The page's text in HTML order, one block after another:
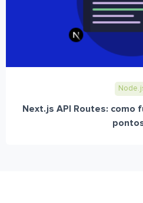
Next.js API Routes: como